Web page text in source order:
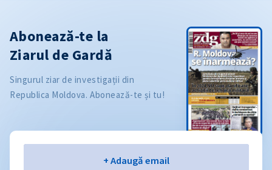
Abonează-te la
Ziarul de Gardă
Singurul ziar de investigații din
Republica Moldova. Abonează-te și tu!
+ Adaugă email